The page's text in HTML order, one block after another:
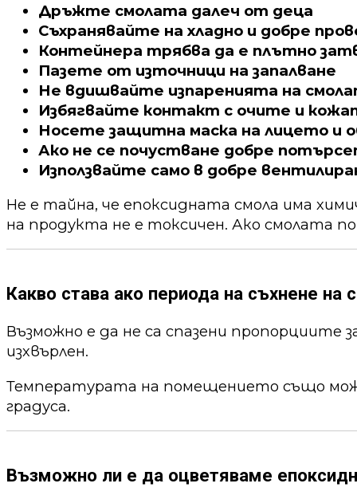
Дръжте смолата далеч от деца
Съхранявайте на хладно и добре
Контейнера трябва да е плътно
Пазете от източници на запалване
Не вдишвайте изпаренията на
Избягвайте контакт с очите и
Носете защитна маска на лицето и
Ако не се почустване добре
Използвайте само в добре
Не е тайна, че епоксидната смола има
на продукта не е токсичен. Ако смолата
Какво става ако периода на съхнене
Възможно е да не са спазени пропорциите
изхвърлен.
Температурата на помещението също
градуса.
Възможно ли е да оцветяваме